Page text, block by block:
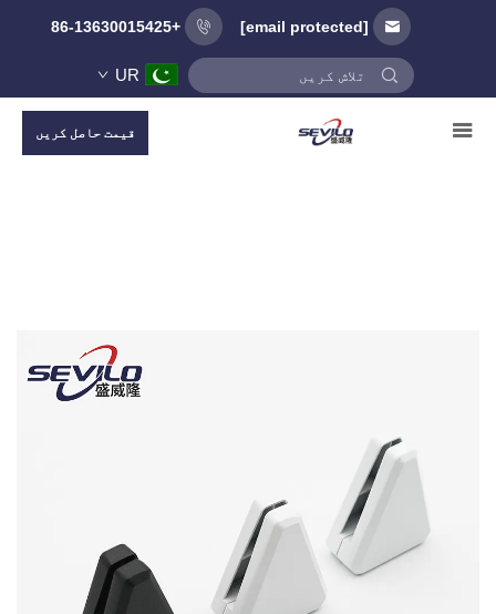
[email protected]
+86-13630015425
UR
قیمت حاصل کریں